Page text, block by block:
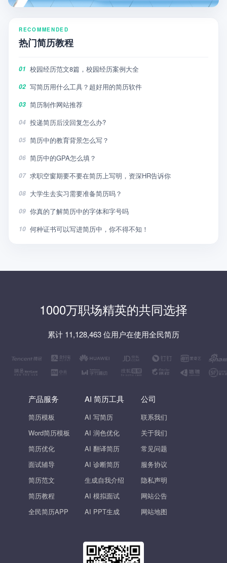
RECOMMENDED
热门简历教程
01 校园经历范文8篇，校园经历案例大全
02 写简历用什么工具？超好用的简历软件
03 简历制作网站推荐
04 投递简历后没回复怎么办?
05 简历中的教育背景怎么写？
06 简历中的GPA怎么填？
07 求职空窗期要不要在简历上写明，资深HR告诉你
08 大学生去实习需要准备简历吗？
09 你真的了解简历中的字体和字号吗
10 何种证书可以写进简历中，你不得不知！
1000万职场精英的共同选择
累计 11,128,463 位用户在使用全民简历
产品服务
简历模板
Word简历模板
简历优化
面试辅导
简历范文
简历教程
全民简历APP
AI 简历工具
AI 写简历
AI 润色优化
AI 翻译简历
AI 诊断简历
生成自我介绍
AI 模拟面试
AI PPT生成
公司
联系我们
关于我们
常见问题
服务协议
隐私声明
网站公告
网站地图